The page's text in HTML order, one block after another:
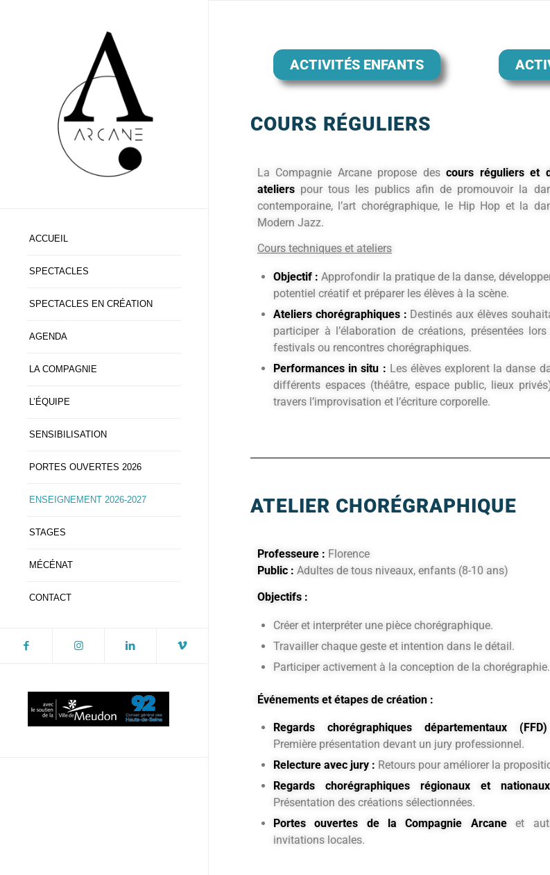
ACCUEIL
SPECTACLES
SPECTACLES EN CRÉATION
AGENDA
LA COMPAGNIE
L’ÉQUIPE
SENSIBILISATION
PORTES OUVERTES 2026
ENSEIGNEMENT 2026-2027
STAGES
MÉCÉNAT
CONTACT
ACTIVITÉS ENFANTS
COURS RÉGULIERS
La Compagnie Arcane propose descours réguliers et
ateliers pour tous les publics afin de promouvoir la
contemporaine, l’art chorégraphique, le Hip Hop et la
Modern Jazz.
Cours techniques et ateliers
Objectif : Approfondir la pratique de la danse,
potentiel créatif et préparer les élèves à la scène.
Ateliers chorégraphiques : Destinés aux élèves
participer à l’élaboration de créations, présentées
festivals ou rencontres chorégraphiques.
Performances in situ : Les élèves explorent la danse
différents espaces (théâtre, espace public, lieux
travers l’improvisation et l’écriture corporelle.
ATELIER CHORÉGRAPHIQUE
Professeure : Florence
Public : Adultes de tous niveaux, enfants (8-10 ans)
Objectifs :
Créer et interpréter une pièce chorégraphique.
Travailler chaque geste et intention dans le détail.
Participer activement à la conception de la chorégraphie.
Événements et étapes de création :
Regards chorégraphiques départementaux
Première présentation devant un jury professionnel.
Relecture avec jury : Retours pour améliorer la
Regards chorégraphiques régionaux et
Présentation des créations sélectionnées.
Portes ouvertes de la Compagnie Arcaneet
invitations locales.